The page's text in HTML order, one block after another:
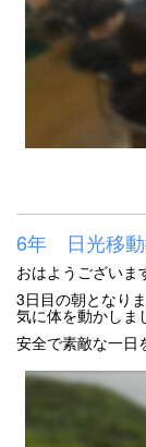
6年 日光移
おはようございま
3日目の朝となり
気に体を動かしま
安全で素敵な一日